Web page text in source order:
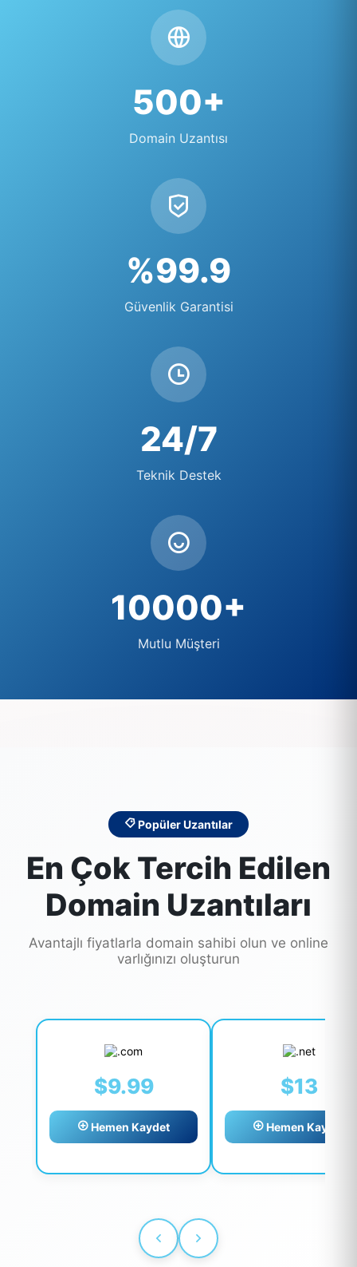
500+
Domain Uzantısı
%99.9
Güvenlik Garantisi
24/7
Teknik Destek
10000+
Mutlu Müşteri
Popüler Uzantılar
En Çok Tercih Edilen
Domain Uzantıları
Avantajlı fiyatlarla domain sahibi olun ve online
varlığınızı oluşturun
$9.99
Hemen Kaydet
$13
Hemen Kaydet